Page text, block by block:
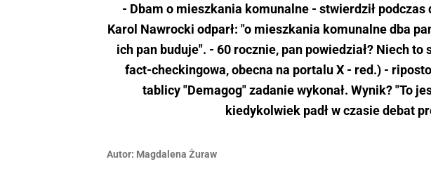
- Dbam o mieszkania komunalne - stwierdził podczas
Karol Nawrocki odparł: "o mieszkania komunalne dba
ich pan buduje". - 60 rocznie, pan powiedział? Niech
fact-checkingowa, obecna na portalu X - red.) -
tablicy "Demagog" zadanie wykonał. Wynik? "To
kiedykolwiek padł w czasie debat
Autor: Magdalena Żuraw